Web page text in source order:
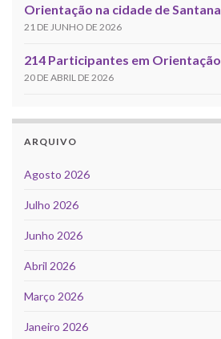
Orientação na cidade de
21 DE JUNHO DE 2026
214 Participantes em
20 DE ABRIL DE 2026
ARQUIVO
Agosto 2026
Julho 2026
Junho 2026
Abril 2026
Março 2026
Janeiro 2026